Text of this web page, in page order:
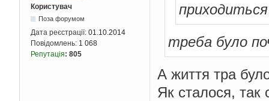
Користувач
Поза форумом
Дата реєстрації: 01.10.2014
Повідомлень: 1 068
Репутація: 805
приходиться
треба було
А життя тра
Як сталося,